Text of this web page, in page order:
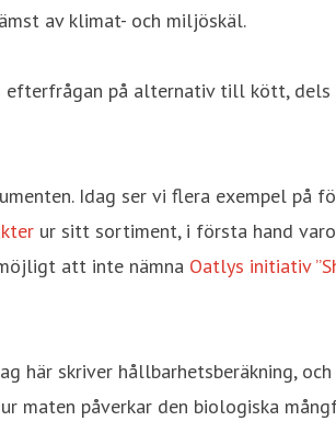
av klimat- och miljöskäl.
efterfrågan på alternativ till kött,
Idag ser vi flera exempel på
ur sitt sortiment, i första hand
att inte nämna Oatlys initiativ
här skriver hållbarhetsberäkning,
maten påverkar den biologiska